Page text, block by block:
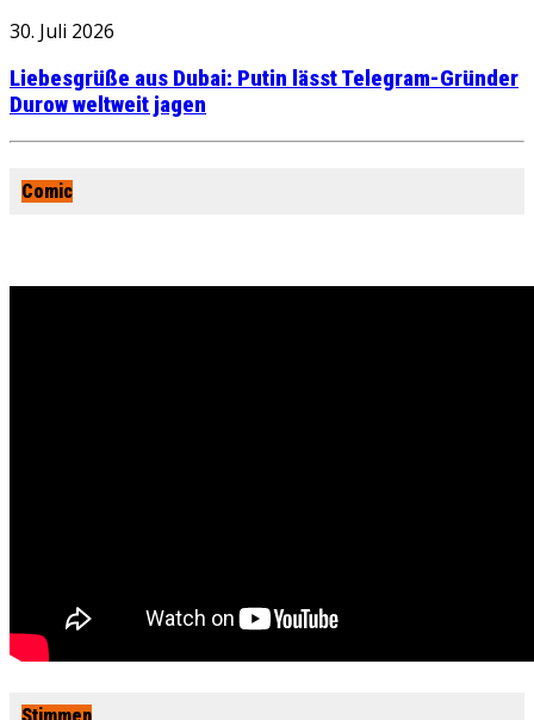
30. Juli 2026
Liebesgrüße aus Dubai: Putin lässt Telegram-Gründer
Durow weltweit jagen
Comic